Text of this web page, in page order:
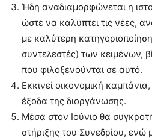
Ήδη αναδιαμορφώνεται η
ώστε να καλύπτει τις νέες,
με καλύτερη
συντελεστές) των κειμένων,
που φιλοξενούνται σε αυτό.
Εκκινεί οικονομική
έξοδα της διοργάνωσης.
Μέσα στον Ιούνιο θα
στήριξης του Συνεδρίου, ενώ